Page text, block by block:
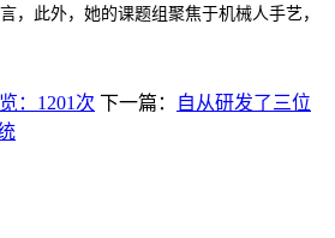
，此外，她的课题组聚焦于机械人手艺，
：1201次 下一篇：
自从研发了三位